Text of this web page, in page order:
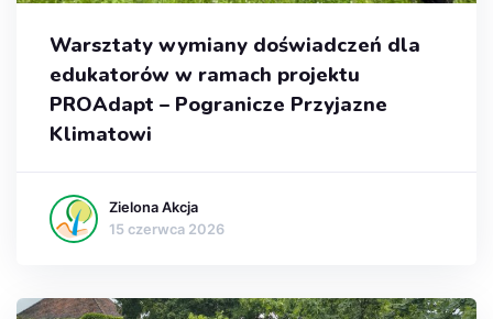
Warsztaty wymiany doświadczeń dla
edukatorów w ramach projektu
PROAdapt – Pogranicze Przyjazne
Klimatowi
Zielona Akcja
15 czerwca 2026